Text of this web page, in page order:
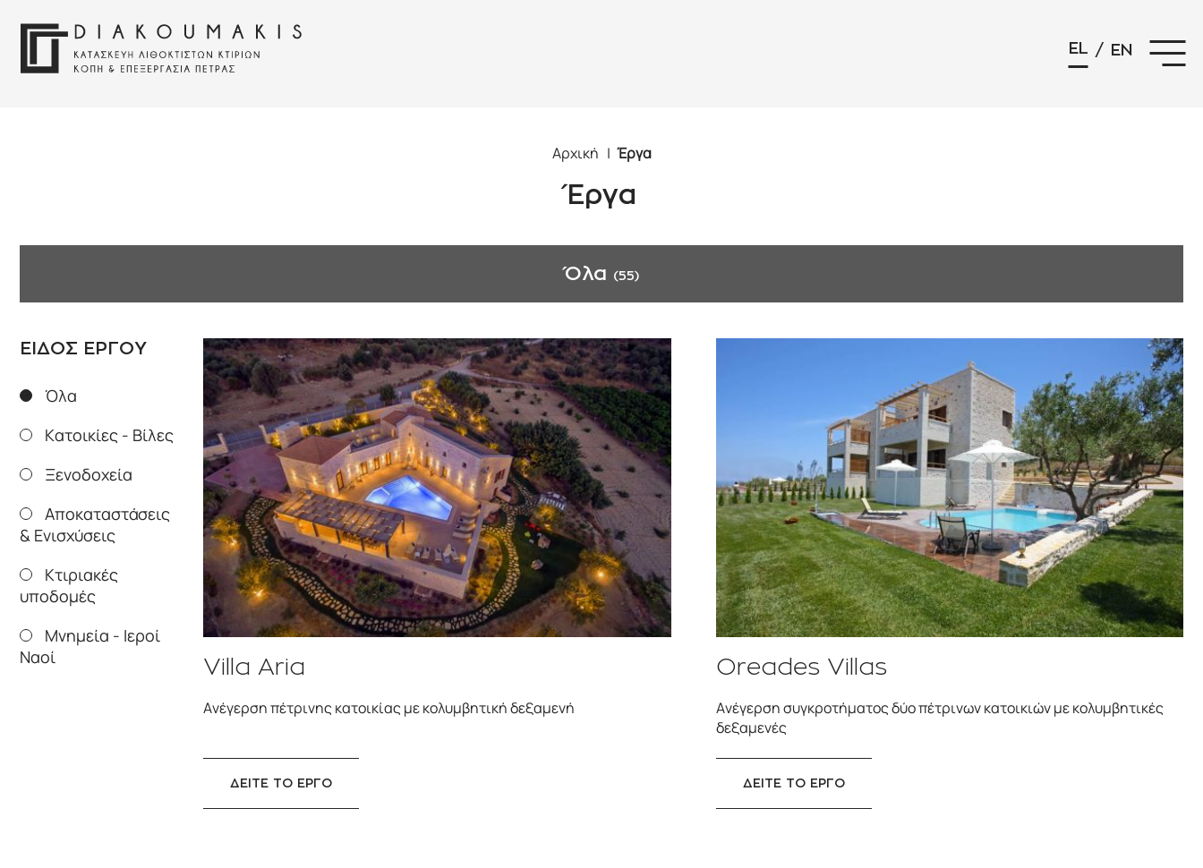
EL / EN
Αρχική Έργα
Έργα
Όλα (55)
ΕΙΔΟΣ ΕΡΓΟΥ
Όλα
Κατοικίες - Βίλες
Ξενοδοχεία
Αποκαταστάσεις
& Ενισχύσεις
Κτιριακές
υποδομές
Μνημεία - Ιεροί
Ναοί
Villa Aria
Ανέγερση πέτρινης κατοικίας με κολυμβητική δεξαμενή
ΔΕΙΤΕ ΤΟ ΕΡΓΟ
Oreades Villas
Ανέγερση συγκροτήματος δύο πέτρινων κατοικιών με κολυμβητικές
δεξαμενές
ΔΕΙΤΕ ΤΟ ΕΡΓΟ